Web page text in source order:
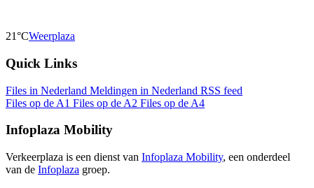
21°CWeerplaza
Quick Links
Files in Nederland Meldingen in Nederland RSS feed
Files op de A1 Files op de A2 Files op de A4
Infoplaza Mobility
Verkeerplaza is een dienst van Infoplaza Mobility, een onderdeel
van de Infoplaza groep.